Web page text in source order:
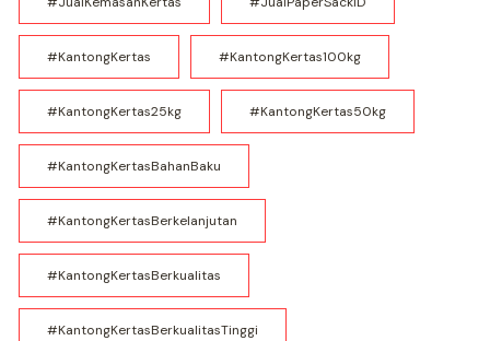
#KantongKertas #KantongKertas100kg
#KantongKertas25kg #KantongKertas50kg
#KantongKertasBahanBaku
#KantongKertasBerkelanjutan
#KantongKertasBerkualitas
#KantongKertasBerkualitasTinggi